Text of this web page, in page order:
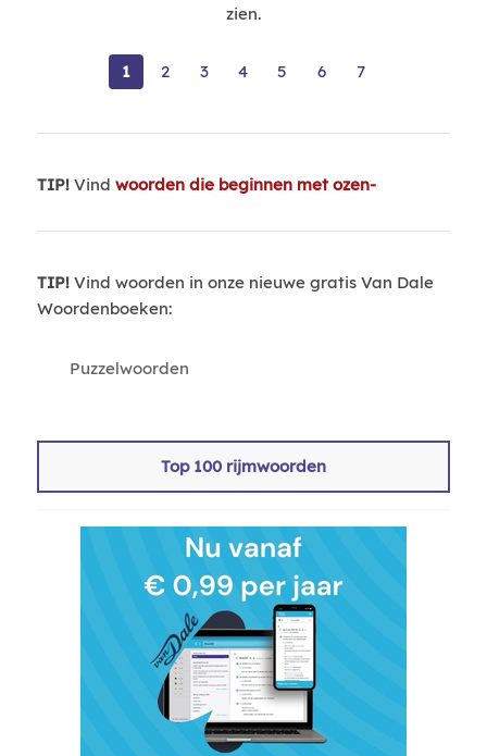
zien.
1 2 3 4 5 6 7
TIP!Vind woorden die beginnen met ozen-
TIP!Vind woorden in onze nieuwe gratis Van Dale
Woordenboeken:
Puzzelwoorden
Top 100 rijmwoorden